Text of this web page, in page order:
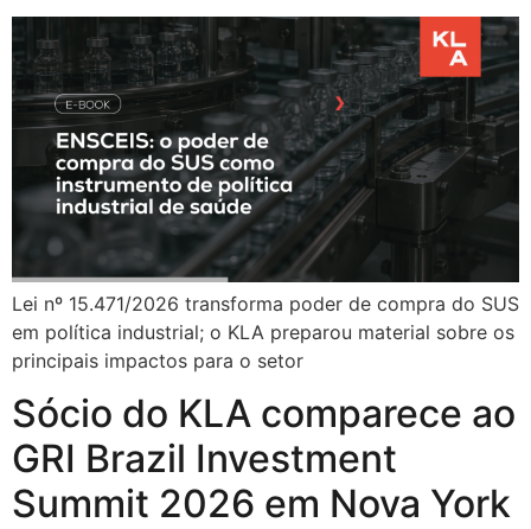
Lei nº 15.471/2026 transforma poder de compra do SUS
em política industrial; o KLA preparou material sobre os
principais impactos para o setor
Sócio do KLA comparece ao
GRI Brazil Investment
Summit 2026 em Nova York